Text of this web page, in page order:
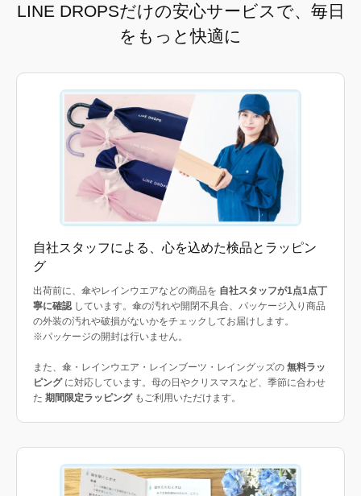
LINE DROPSだけの安心サービスで、毎日
をもっと快適に
自社スタッフによる、心を込めた検品とラッピン
グ
出荷前に、傘やレインウエアなどの商品を 自社スタッフが1点1点丁
寧に確認 しています。傘の汚れや開閉不具合、パッケージ入り商品
の外装の汚れや破損がないかをチェックしてお届けします。
※パッケージの開封は行いません。
また、傘・レインウエア・レインブーツ・レイングッズの 無料ラッ
ピングに対応しています。母の日やクリスマスなど、季節に合わせ
た 期間限定ラッピングもご利用いただけます。